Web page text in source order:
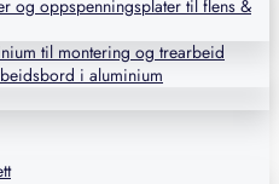
og oppspenningsplater til flens &
til montering og trearbeid
i aluminium